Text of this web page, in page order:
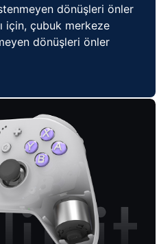
dönüşleri önler
için, çubuk merkeze
dönüşleri önler